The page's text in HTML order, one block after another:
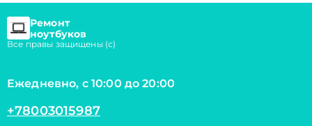
Ремонт
ноутбуков
Все правы защищены (с)
Ежедневно, с 10:00 до 20:00
+78003015987